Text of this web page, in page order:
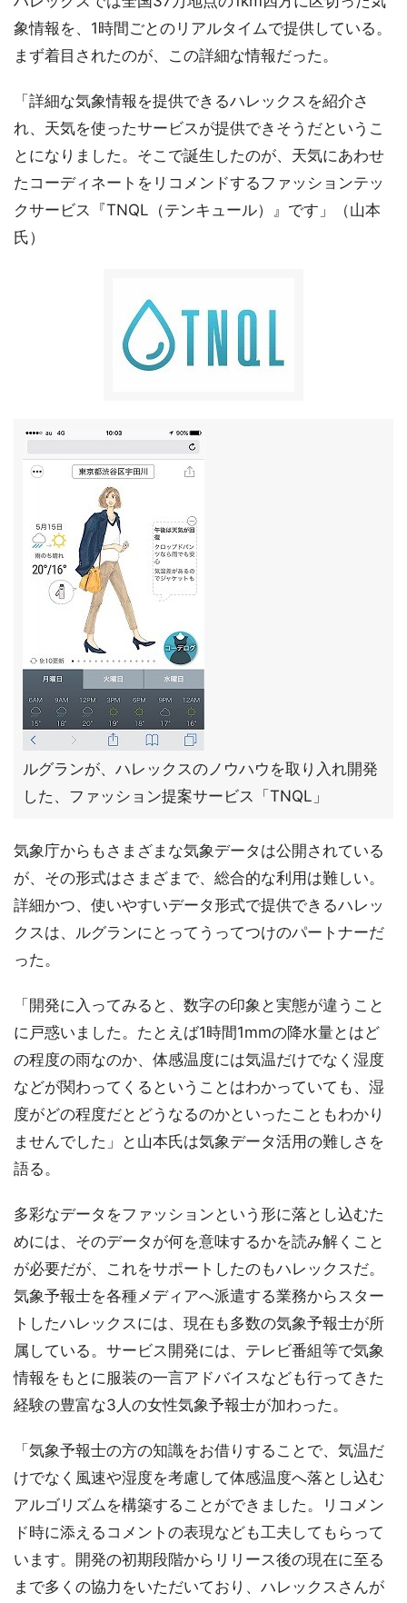
象情報を、1時間ごとのリアルタイムで提供している。
まず着目されたのが、この詳細な情報だった。
「詳細な気象情報を提供できるハレックスを紹介さ
れ、天気を使ったサービスが提供できそうだというこ
とになりました。そこで誕生したのが、天気にあわせ
たコーディネートをリコメンドするファッションテッ
クサービス『TNQL（テンキュール）』です」（山本
氏）
ルグランが、ハレックスのノウハウを取り入れ開発
した、ファッション提案サービス「TNQL」
気象庁からもさまざまな気象データは公開されている
が、その形式はさまざまで、総合的な利用は難しい。
詳細かつ、使いやすいデータ形式で提供できるハレッ
クスは、ルグランにとってうってつけのパートナーだ
った。
「開発に入ってみると、数字の印象と実態が違うこと
に戸惑いました。たとえば1時間1mmの降水量とはど
の程度の雨なのか、体感温度には気温だけでなく湿度
などが関わってくるということはわかっていても、湿
度がどの程度だとどうなるのかといったこともわかり
ませんでした」と山本氏は気象データ活用の難しさを
語る。
多彩なデータをファッションという形に落とし込むた
めには、そのデータが何を意味するかを読み解くこと
が必要だが、これをサポートしたのもハレックスだ。
気象予報士を各種メディアへ派遣する業務からスター
トしたハレックスには、現在も多数の気象予報士が所
属している。サービス開発には、テレビ番組等で気象
情報をもとに服装の一言アドバイスなども行ってきた
経験の豊富な3人の女性気象予報士が加わった。
「気象予報士の方の知識をお借りすることで、気温だ
けでなく風速や湿度を考慮して体感温度へ落とし込む
アルゴリズムを構築することができました。リコメン
ド時に添えるコメントの表現なども工夫してもらって
います。開発の初期段階からリリース後の現在に至る
まで多くの協力をいただいており、ハレックスさんが